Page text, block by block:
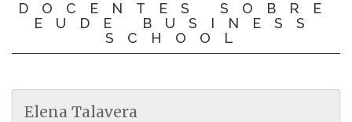
DOCENTES SOBRE
EUDE BUSINESS
SCHOOL
Elena Talavera